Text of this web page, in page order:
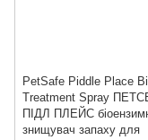
PetSafe Piddle Place
Treatment Spray
ПІДЛ ПЛЕЙС
знищувач запаху для